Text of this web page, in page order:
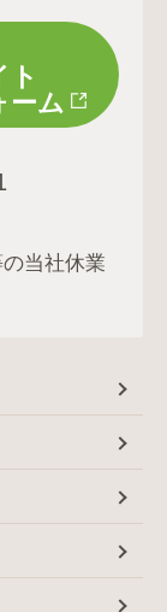
ト
ーム
当社休業